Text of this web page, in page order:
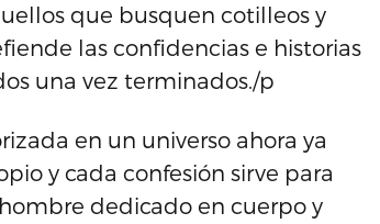
que busquen cotilleos y
las confidencias e historias
una vez terminados./p
en un universo ahora ya
y cada confesión sirve para
dedicado en cuerpo y